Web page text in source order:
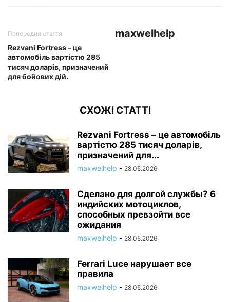
Попередня стаття
Rezvani Fortress – це
автомобіль вартістю 285
тисяч доларів, призначений
для бойових дій.
maxwelhelp
СХОЖІ СТАТТІ
Rezvani Fortress – це автомобіль
вартістю 285 тисяч доларів,
призначений для...
maxwelhelp - 28.05.2026
Сделано для долгой службы? 6
индийских мотоциклов,
способных превзойти все
ожидания
maxwelhelp - 28.05.2026
Ferrari Luce нарушает все
правила
maxwelhelp - 28.05.2026